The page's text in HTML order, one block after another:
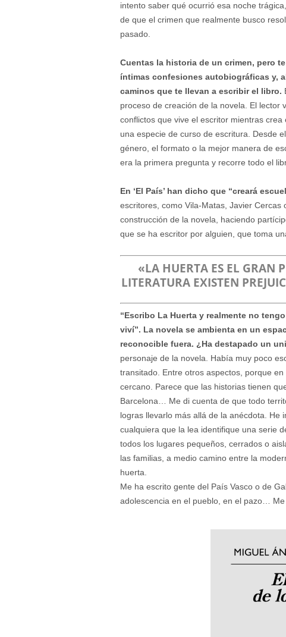
intento saber qué ocurrió esa noche
de que el crimen que realmente busco
pasado.
Cuentas la historia de un crimen, pero
íntimas confesiones autobiográficas y,
caminos que te llevan a escribir el libro.
proceso de creación de la novela. El lector
conflictos que vive el escritor mientras
una especie de curso de escritura. Desde
género, el formato o la mejor manera de
era la primera pregunta y recorre todo el
En ‘El País’ han dicho que “creará
escritores, como Vila-Matas, Javier
construcción de la novela, haciendo
que se ha escritor por alguien, que toma
«LA HUERTA ES EL GRAN
LITERATURA EXISTEN
“Escribo La Huerta y realmente no
viví”. La novela se ambienta en un
reconocible fuera. ¿Ha destapado un
personaje de la novela. Había muy poco
transitado. Entre otros aspectos, porque
cercano. Parece que las historias tienen
Barcelona… Me di cuenta de que todo
logras llevarlo más allá de la anécdota. He
cualquiera que la lea identifique una serie
todos los lugares pequeños, cerrados o
las familias, a medio camino entre la
huerta.
Me ha escrito gente del País Vasco o de
adolescencia en el pueblo, en el pazo… Me